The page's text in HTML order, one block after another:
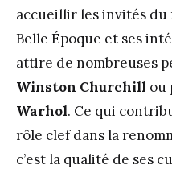
accueillir les invités du
Belle Époque et ses
attire de nombreuses
Winston Churchill ou
Warhol. Ce qui
rôle clef dans la
c’est la qualité de ses